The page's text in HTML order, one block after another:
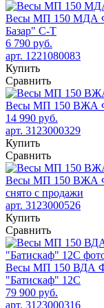
Весы МП 150 МДА
Базар" С-Т
6 790 руб.
арт. 1221080083
Купить
Сравнить
Весы МП 150 ВЖА
14 990 руб.
арт. 3123000329
Купить
Сравнить
Весы МП 150 ВЖА
снято с продажи
арт. 3123000526
Купить
Сравнить
Весы МП 150 ВДА
"Батискаф" 12С
79 900 руб.
арт. 3123000316